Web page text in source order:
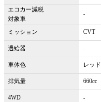
エコカー減税
対象車
-
ミッション CVT
過給器 -
車体色 レッド
排気量 660cc
4WD -